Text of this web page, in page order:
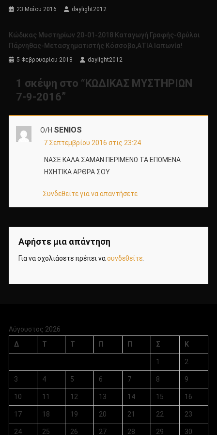
23 Μαΐου 2016 daylight2012
Κώδικας Μυστηρίων 20-01-2018 Καταγωγή Γραφής-Θρύλοι
Πάρνηθας-Μετασχηματιστής Κόσσοβο,ΑΤΙΑ Ιαπωνία!
5 Φεβρουαρίου 2018 daylight2012
1 σκέψη στο “ΚΩΔΙΚΑΣ ΜΥΣΤΗΡΙΩΝ
7-9-2016”
Ο/Η SENIOS
7 Σεπτεμβρίου 2016 στις 23:24
ΝΑΣΕ ΚΑΛΑ ΣΑΜΑΝ ΠΕΡΙΜΕΝΩ ΤΑ ΕΠΩΜΕΝΑ
ΗΧΗΤΙΚΑ ΑΡΘΡΑ ΣΟΥ
Συνδεθείτε για να απαντήσετε
Αφήστε μια απάντηση
Για να σχολιάσετε πρέπει νασυνδεθείτε.
Αύγουστος 2026
Δ
Τ Τ Π Π Σ Κ
1 2
3 4 5 6 7 8 9
10 11 12 13 14 15 16
17 18 19 20 21 22 23
24 25 26 27 28 29 30